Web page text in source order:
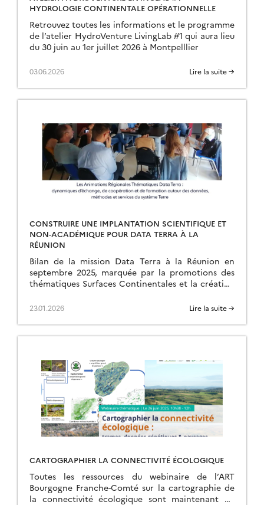
HYDROLOGIE CONTINENTALE OPÉRATIONNELLE
Retrouvez toutes les informations et le programme
de l’atelier HydroVenture LivingLab #1 qui aura lieu
du 30 juin au 1er juillet 2026 à Montpelllier
03.06.2026 Lire la suite →
CONSTRUIRE UNE IMPLANTATION SCIENTIFIQUE ET
NON-ACADÉMIQUE POUR DATA TERRA À LA
RÉUNION
Bilan de la mission Data Terra à la Réunion en
septembre 2025, marquée par la promotions des
thématiques Surfaces Continentales et la création
23.01.2026 Lire la suite →
CARTOGRAPHIER LA CONNECTIVITÉ ÉCOLOGIQUE
Toutes les ressources du webinaire de l’ART
Bourgogne Franche-Comté sur la cartographie de
la connectivité écologique sont maintenant en